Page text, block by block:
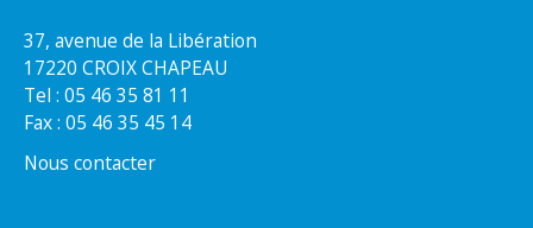
37, avenue de la Libération
17220 CROIX CHAPEAU
Tel : 05 46 35 81 11
Fax : 05 46 35 45 14
Nous contacter